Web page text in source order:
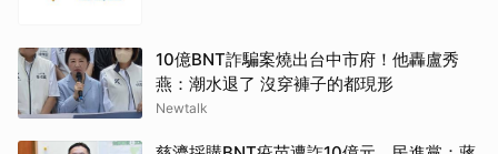
10億BNT詐騙案燒出台中市府！他轟盧秀
燕：潮水退了 沒穿褲子的都現形
Newtalk